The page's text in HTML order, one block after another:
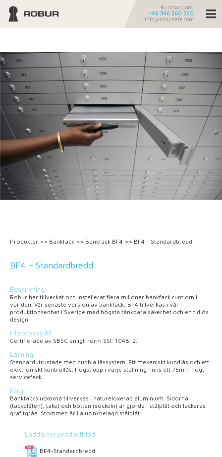
Kundsupport:
+46 346 260 260
info@robursafe.com
Produkter >> Bankfack >> Bankfack BF4 >> BF4 - Standardbredd
BF4 – Standardbredd
Beskrivning
Robur har tillverkat och installerat flera miljoner bankfack runt om i
världen. Vår senaste version av bankfack, BF4 tillverkas i vår
produktionsenhet i Sverige med högsta tänkbara säkerhet och en tidlös
design.
Inbrottsskydd
Certifierade av SBSC enligt norm SSF 1048-2.
Låsning
Standardutrustade med dubbla låssystem. Ett mekaniskt kundlås och ett
elektroniskt kontrollås. Högst upp i varje ställning finns ett 75mm högt
servicefack.
Färg
Bankfacksluckorna tillverkas i natureloxerad aluminium. Sidorna
(täckplåten), taket och botten (sockeln) är gjorda i stålplåt och lackeras
grafitgråa. Stommen är i aluzinkbelagd stålplåt.
Ladda ner produktblad
BF4-Standardbredd